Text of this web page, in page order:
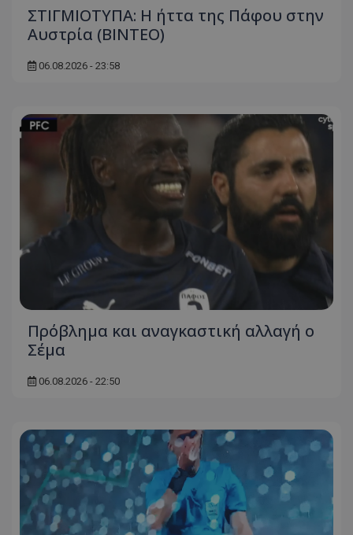
ΣΤΙΓΜΙΟΤΥΠΑ: Η ήττα της Πάφου στην
Αυστρία (ΒΙΝΤΕΟ)
06.08.2026 - 23:58
Πρόβλημα και αναγκαστική αλλαγή ο
Σέμα
06.08.2026 - 22:50